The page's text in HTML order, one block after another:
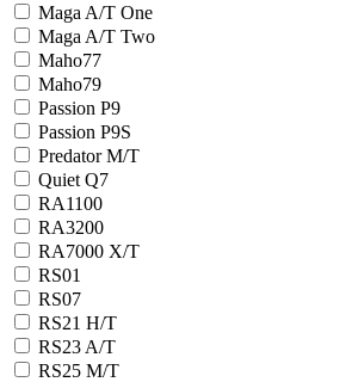
Maga A/T One
Maga A/T Two
Maho77
Maho79
Passion P9
Passion P9S
Predator M/T
Quiet Q7
RA1100
RA3200
RA7000 X/T
RS01
RS07
RS21 H/T
RS23 A/T
RS25 M/T